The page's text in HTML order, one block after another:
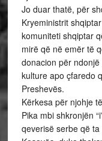
Jo duar thatë, për
Kryeministrit
komuniteti shqiptar
mirë që në emër të
donacion për
kulture apo çfaredo
Preshevës.
Kërkesa për njohje
Pika mbi shkronjën
qeverisë serbe që